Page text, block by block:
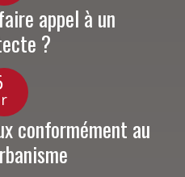
appel à un
?
conformément au